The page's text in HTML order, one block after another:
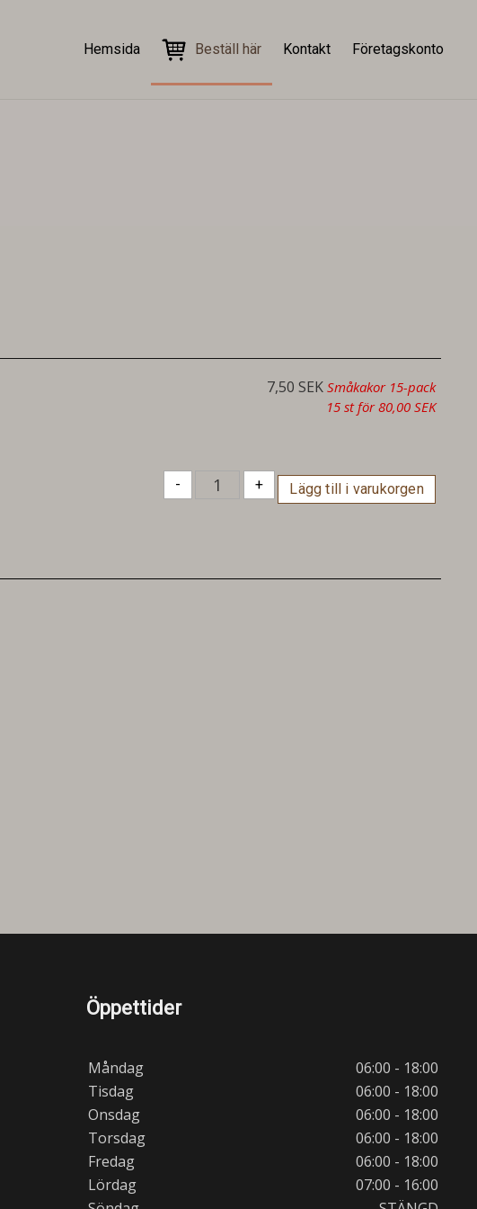
Hemsida Beställ här Kontakt Företagskonto
7,50 SEK Småkakor 15-pack
15 st för 80,00 SEK
- +
Öppettider
Måndag
06:00 - 18:00
Tisdag
06:00 - 18:00
Onsdag
06:00 - 18:00
Torsdag
06:00 - 18:00
Fredag
06:00 - 18:00
Lördag
07:00 - 16:00